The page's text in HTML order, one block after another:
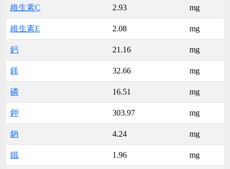
維生素C 2.93 mg
維生素E 2.08 mg
鈣 21.16 mg
鎂 32.66 mg
磷 16.51 mg
鉀 303.97 mg
鈉 4.24 mg
鐵 1.96 mg